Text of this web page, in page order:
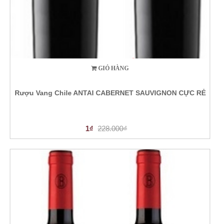
GIỎ HÀNG
Rượu Vang Chile ANTAI CABERNET SAUVIGNON CỰC RẺ
1₫ 228.000₫